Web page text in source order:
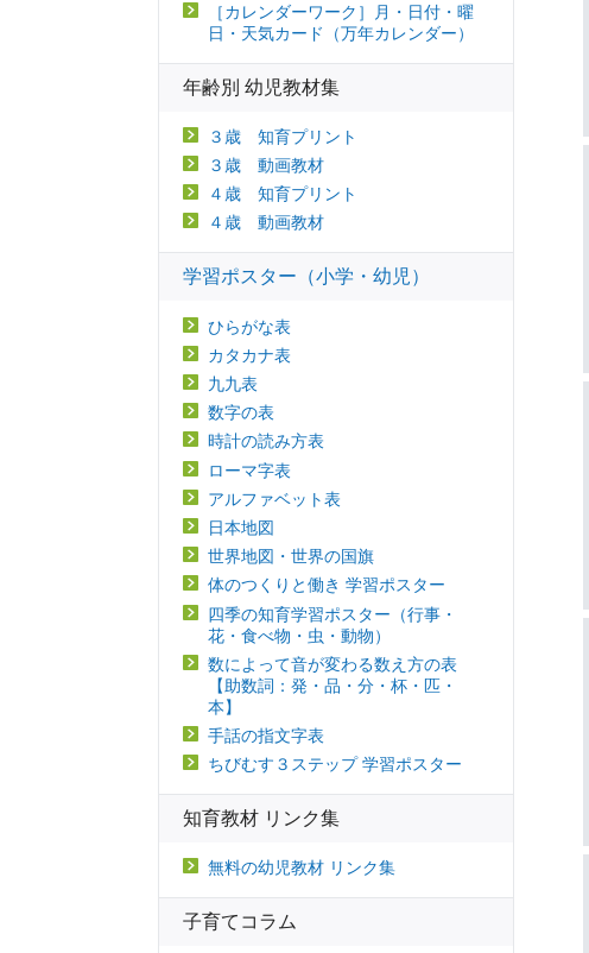
［カレンダーワーク］月・日付・曜
日・天気カード（万年カレンダー）
年齢別 幼児教材集
３歳 知育プリント
３歳 動画教材
４歳 知育プリント
４歳 動画教材
学習ポスター（小学・幼児）
ひらがな表
カタカナ表
九九表
数字の表
時計の読み方表
ローマ字表
アルファベット表
日本地図
世界地図・世界の国旗
体のつくりと働き 学習ポスター
四季の知育学習ポスター（行事・
花・食べ物・虫・動物）
数によって音が変わる数え方の表
【助数詞：発・品・分・杯・匹・
本】
手話の指文字表
ちびむす３ステップ 学習ポスター
知育教材 リンク集
無料の幼児教材 リンク集
子育てコラム